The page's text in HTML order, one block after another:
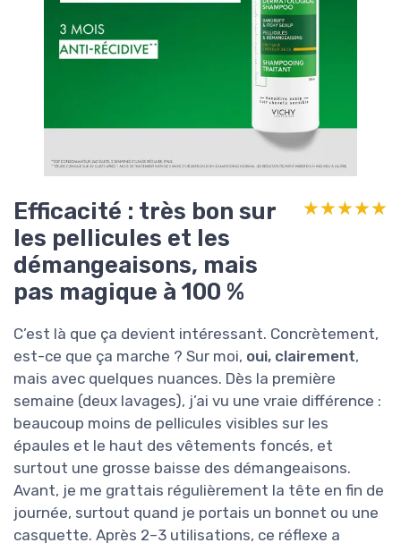
Efficacité : très bon sur
les pellicules et les
démangeaisons, mais
pas magique à 100 %
★★★★★
★★★★★
C’est là que ça devient intéressant. Concrètement,
est-ce que ça marche ? Sur moi, oui, clairement,
mais avec quelques nuances. Dès la première
semaine (deux lavages), j’ai vu une vraie différence :
beaucoup moins de pellicules visibles sur les
épaules et le haut des vêtements foncés, et
surtout une grosse baisse des démangeaisons.
Avant, je me grattais régulièrement la tête en fin de
journée, surtout quand je portais un bonnet ou une
casquette. Après 2–3 utilisations, ce réflexe a